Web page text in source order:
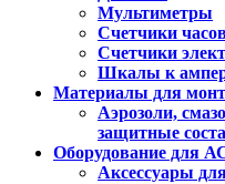
Мультиметры
Счетчики
Счетчики
Шкалы к
Материалы для
Аэрозоли,
защитные
Оборудование для
Аксессуары